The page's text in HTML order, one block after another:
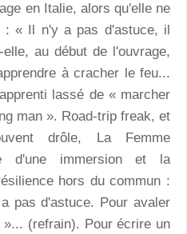
en Italie, alors qu'elle ne
: « Il n'y a pas d'astuce, il
au début de l'ouvrage,
à cracher le feu...
lassé de « marcher
man ». Road-trip freak, et
drôle, La Femme
d'une immersion et la
hors du commun :
pas d'astuce. Pour avaler
(refrain). Pour écrire un